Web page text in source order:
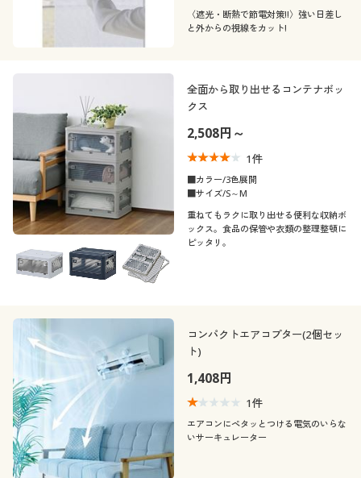
〈遮光・断熱で節電対策!!〉強い日差し
と外からの視線をカット!
全面から取り出せるコンテナボッ
クス
2,508円～
1件
■カラー/3色展開
■サイズ/S～M
重ねてもラクに取り出せる便利な収納ボ
ックス。食品の保管や衣類の整理整頓に
ピッタリ。
コンパクトエアコプター(2個セッ
ト)
1,408円
1件
エアコンにペタッとつける電気のいらな
いサーキュレーター